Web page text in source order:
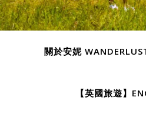
關於安妮
【英國旅遊】